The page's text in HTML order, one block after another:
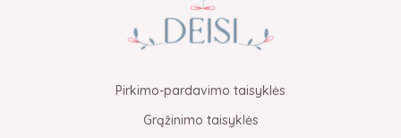
Pirkimo-pardavimo taisyklės
Grąžinimo taisyklės